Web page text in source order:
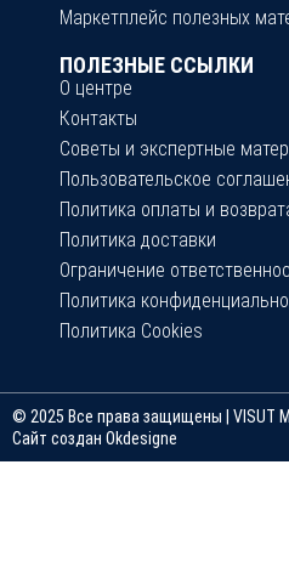
Маркетплейс полезных
ПОЛЕЗНЫЕ ССЫЛКИ
О центре
Контакты
Советы и экспертные
Пользовательское
Политика оплаты и
Политика доставки
Ограничение
Политика
Политика Cookies
© 2025 Все права защищены | VISUT
Сайт создан Okdesigne